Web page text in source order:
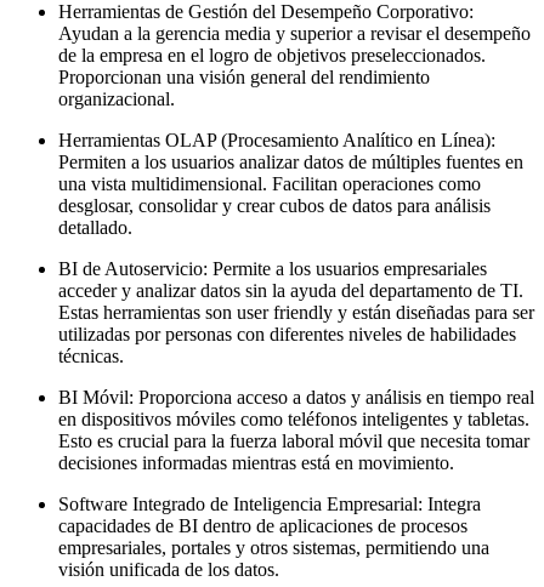
Herramientas de Gestión del Desempeño Corporativo:
Ayudan a la gerencia media y superior a revisar el desempeño
de la empresa en el logro de objetivos preseleccionados.
Proporcionan una visión general del rendimiento
organizacional.
Herramientas OLAP (Procesamiento Analítico en Línea):
Permiten a los usuarios analizar datos de múltiples fuentes en
una vista multidimensional. Facilitan operaciones como
desglosar, consolidar y crear cubos de datos para análisis
detallado.
BI de Autoservicio: Permite a los usuarios empresariales
acceder y analizar datos sin la ayuda del departamento de TI.
Estas herramientas son user friendly y están diseñadas para ser
utilizadas por personas con diferentes niveles de habilidades
técnicas.
BI Móvil: Proporciona acceso a datos y análisis en tiempo real
en dispositivos móviles como teléfonos inteligentes y tabletas.
Esto es crucial para la fuerza laboral móvil que necesita tomar
decisiones informadas mientras está en movimiento.
Software Integrado de Inteligencia Empresarial: Integra
capacidades de BI dentro de aplicaciones de procesos
empresariales, portales y otros sistemas, permitiendo una
visión unificada de los datos.